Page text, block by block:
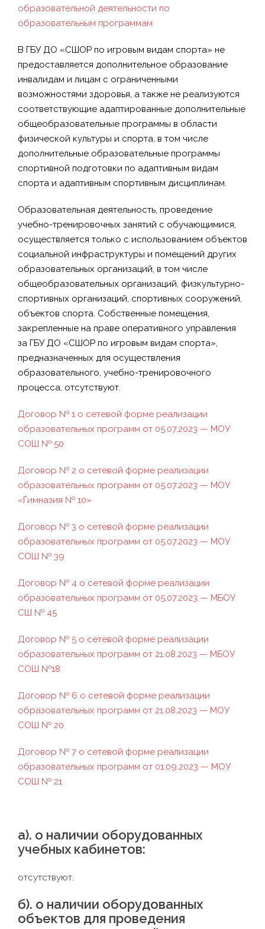
образовательной деятельности по
образовательным программам
В ГБУ ДО «СШОР по игровым видам спорта» не
предоставляется дополнительное образование
инвалидам и лицам с ограниченными
возможностями здоровья, а также не реализуются
соответствующие адаптированные дополнительные
общеобразовательные программы в области
физической культуры и спорта, в том числе
дополнительные образовательные программы
спортивной подготовки по адаптивным видам
спорта и адаптивным спортивным дисциплинам.
Образовательная деятельность, проведение
учебно-тренировочных занятий с обучающимися,
осуществляется только с использованием объектов
социальной инфраструктуры и помещений других
образовательных организаций, в том числе
общеобразовательных организаций, физкультурно-
спортивных организаций, спортивных сооружений,
объектов спорта. Собственные помещения,
закрепленные на праве оперативного управления
за ГБУ ДО «СШОР по игровым видам спорта»,
предназначенных для осуществления
образовательного, учебно-тренировочного
процесса, отсутствуют.
Договор № 1 о сетевой форме реализации
образовательных программ от 05.07.2023 — МОУ
СОШ № 50
Договор № 2 о сетевой форме реализации
образовательных программ от 05.07.2023 — МОУ
«Гимназия № 10»
Договор № 3 о сетевой форме реализации
образовательных программ от 05.07.2023 — МОУ
СОШ № 39
Договор № 4 о сетевой форме реализации
образовательных программ от 05.07.2023 — МБОУ
СШ № 45
Договор № 5 о сетевой форме реализации
образовательных программ от 21.08.2023 — МБОУ
СОШ №18
Договор № 6 о сетевой форме реализации
образовательных программ от 21.08.2023 — МОУ
СОШ № 20
Договор № 7 о сетевой форме реализации
образовательных программ от 01.09.2023 — МОУ
СОШ № 21
а). о наличии оборудованных
учебных кабинетов:
отсутствуют.
б). о наличии оборудованных
объектов для проведения